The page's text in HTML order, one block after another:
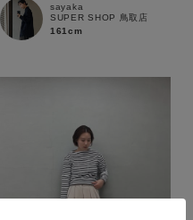
sayaka
SUPER SHOP 鳥取店
161cm